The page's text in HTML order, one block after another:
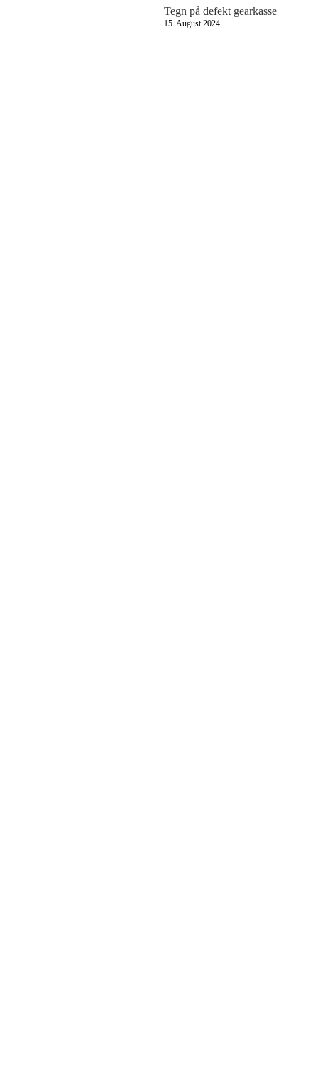
Tegn på defekt gearkasse
15. August 2024